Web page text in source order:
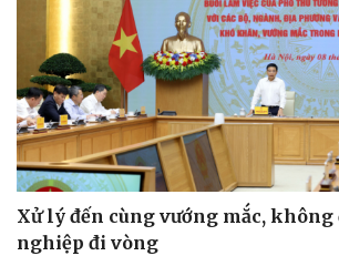
Xử lý đến cùng vướng mắc, không
nghiệp đi vòng